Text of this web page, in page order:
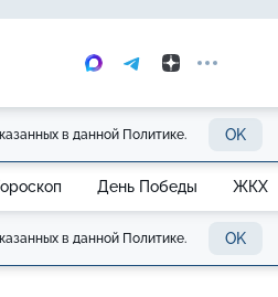
в данной Политике. OK
День Победы ЖКХ
в данной Политике. OK